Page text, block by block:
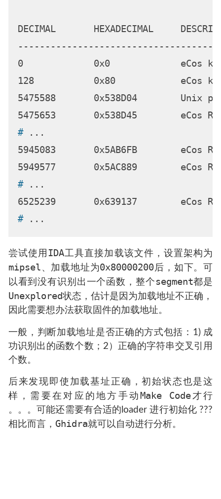
DECIMAL       HEXADECIMAL
0             0x0             eCos kernel
128           0x80            eCos kernel
5475588       0x538D04        Unix
#
...
5945083       0x5AB6FB        eCos
# ...
# ...
尝试使用 IDA工具直接加载该文件，设置架构为
mipsel 、加载地址为0x80000200后，如下。可
以看到没有识别出一个函数，整个 segment都是
Unexplored状态，估计是因为加载地址不正确，
因此需要想办法获取固件的加载地址。
一般，判断加载地址是否正确的方式包括：1) 成
功识别出的函数个数；2）正确的字符串交叉引用
个数。
后来发现即使加载基址正确，初始状态也是这
样，需要在对应的地方手动 Make Code才行
。。。可能还需要有合适的loader 进行初始化 ???
相比而言， Ghidra就可以自动进行分析。